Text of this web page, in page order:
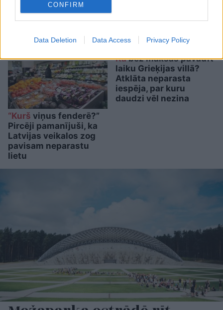
CONFIRM
Data Deletion Data Access Privacy Policy
visa dzīve bija
saimnieks tiesā nespēj
“Kurš viņus fenderē?”
Pircēji pamanījuši, ka
Latvijas veikalos zog
pavisam neparastu
lietu
Kābez maksas pavadīt
laiku Grieķijas villā?
Atklāta neparasta
iespēja, par kuru
daudzi vēl nezina